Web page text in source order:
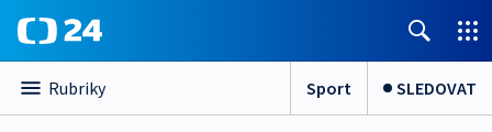
Rubriky Sport SLEDOVAT